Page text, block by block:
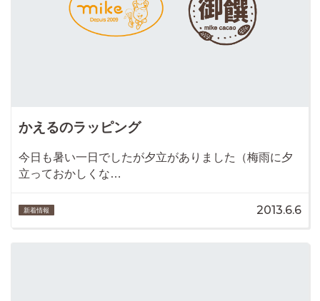
かえるのラッピング
今日も暑い一日でしたが夕立がありました（梅雨に夕
立っておかしくな…
新着情報 2013.6.6